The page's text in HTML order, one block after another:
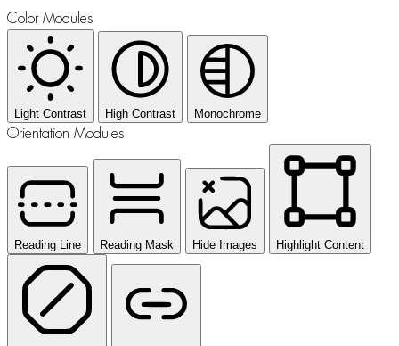
Color Modules
Light Contrast High Contrast Monochrome
Orientation Modules
Reading Line Reading Mask Hide Images Highlight Content